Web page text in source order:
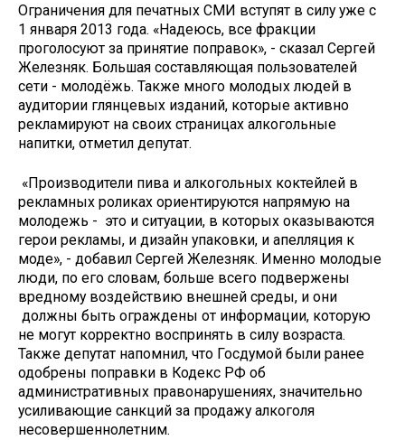
Ограничения для печатных СМИ вступят в силу уже с
1 января 2013 года. «Надеюсь, все фракции
проголосуют за принятие поправок», - сказал Сергей
Железняк. Большая составляющая пользователей
сети - молодёжь. Также много молодых людей в
аудитории глянцевых изданий, которые активно
рекламируют на своих страницах алкогольные
напитки, отметил депутат.
«Производители пива и алкогольных коктейлей в
рекламных роликах ориентируются напрямую на
молодежь - это и ситуации, в которых оказываются
герои рекламы, и дизайн упаковки, и апелляция к
моде», - добавил Сергей Железняк. Именно молодые
люди, по его словам, больше всего подвержены
вредному воздействию внешней среды, и они
должны быть ограждены от информации, которую
не могут корректно воспринять в силу возраста.
Также депутат напомнил, что Госдумой были ранее
одобрены поправки в Кодекс РФ об
административных правонарушениях, значительно
усиливающие санкций за продажу алкоголя
несовершеннолетним.